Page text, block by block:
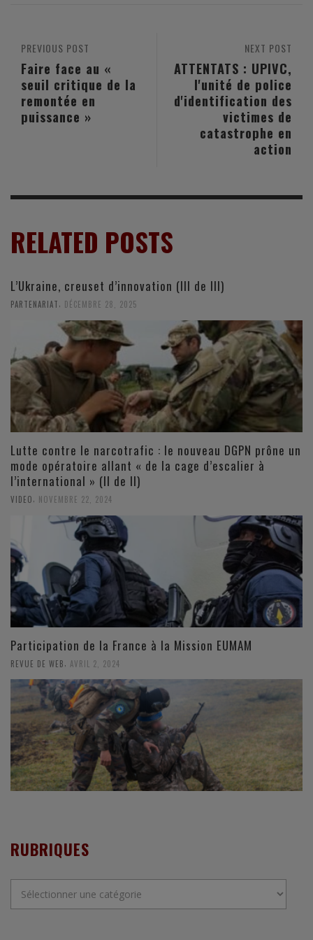
NEXT POST
ATTENTATS : UPIVC,
l'unité de police
d'identification des
victimes de
catastrophe en
action
PREVIOUS POST
Faire face au «
seuil critique de la
remontée en
puissance »
RELATED POSTS
L’Ukraine, creuset d’innovation (III de III)
PARTENARIAT DÉCEMBRE 28, 2025
Lutte contre le narcotrafic : le nouveau DGPN prône un
mode opératoire allant « de la cage d’escalier à
l’international » (II de II)
VIDEO NOVEMBRE 22, 2024
Participation de la France à la Mission EUMAM
REVUE DE WEB AVRIL 2, 2024
RUBRIQUES